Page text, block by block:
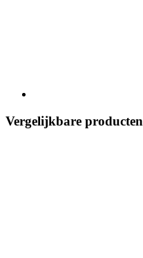
Vergelijkbare producten